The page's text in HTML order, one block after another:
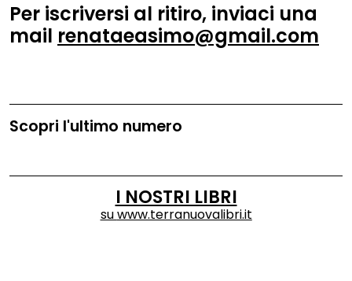
Per iscriversi al ritiro, inviaci una
mail renataeasimo@gmail.com
Scopri l'ultimo numero
I NOSTRI LIBRI
suwww.terranuovalibri.it